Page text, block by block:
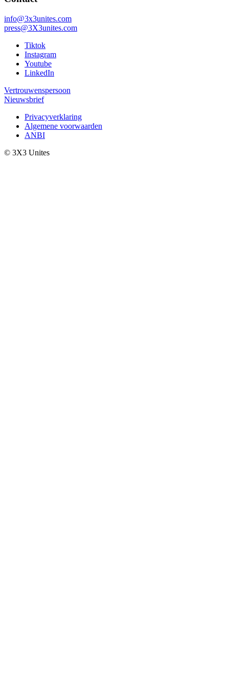
info@3x3unites.com
press@3X3unites.com
Tiktok
Instagram
Youtube
LinkedIn
Vertrouwenspersoon
Nieuwsbrief
Privacyverklaring
Algemene voorwaarden
ANBI
© 3X3 Unites